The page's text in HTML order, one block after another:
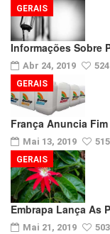
Informações Sobre
Abr 24, 2019
GERAIS
França Anuncia
Mai 13, 2019
GERAIS
Embrapa Lança As
Mai 21, 2019
GERAIS